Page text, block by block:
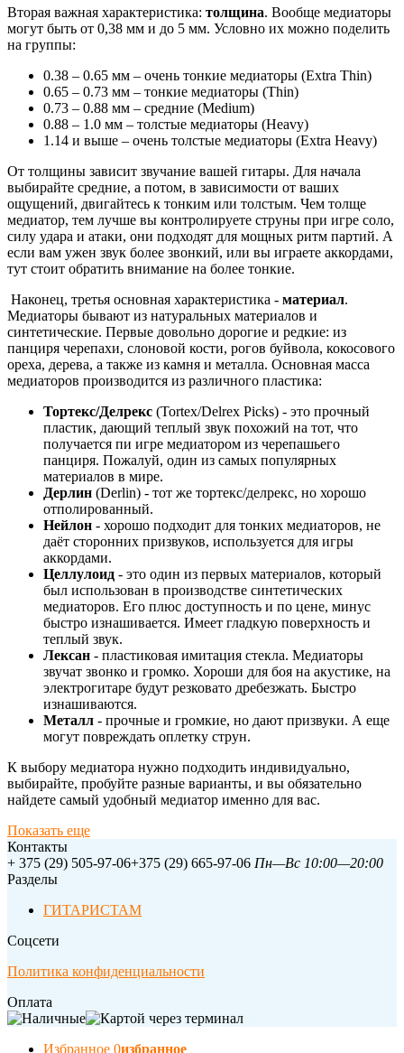
Вторая важная характеристика: толщина. Вообще медиаторы
могут быть от 0,38 мм и до 5 мм. Условно их можно поделить
на группы:
0.38 – 0.65 мм – очень тонкие медиаторы (Extra Thin)
0.65 – 0.73 мм – тонкие медиаторы (Thin)
0.73 – 0.88 мм – средние (Medium)
0.88 – 1.0 мм – толстые медиаторы (Heavy)
1.14 и выше – очень толстые медиаторы (Extra Heavy)
От толщины зависит звучание вашей гитары. Для начала
выбирайте средние, а потом, в зависимости от ваших
ощущений, двигайтесь к тонким или толстым. Чем толще
медиатор, тем лучше вы контролируете струны при игре соло,
силу удара и атаки, они подходят для мощных ритм партий. А
если вам ужен звук более звонкий, или вы играете аккордами,
тут стоит обратить внимание на более тонкие.
Наконец, третья основная характеристика - материал.
Медиаторы бывают из натуральных материалов и
синтетические. Первые довольно дорогие и редкие: из
панциря черепахи, слоновой кости, рогов буйвола, кокосового
ореха, дерева, а также из камня и металла. Основная масса
медиаторов производится из различного пластика:
Тортекс/Делрекс (Tortex/Delrex Picks) - это прочный
пластик, дающий теплый звук похожий на тот, что
получается пи игре медиатором из черепашьего
панциря. Пожалуй, один из самых популярных
материалов в мире.
Дерлин (Derlin) - тот же тортекс/делрекс, но хорошо
отполированный.
Нейлон - хорошо подходит для тонких медиаторов, не
даёт сторонних призвуков, используется для игры
аккордами.
Целлулоид - это один из первых материалов, который
был использован в производстве синтетических
медиаторов. Его плюс доступность и по цене, минус
быстро изнашивается. Имеет гладкую поверхность и
теплый звук.
Лексан - пластиковая имитация стекла. Медиаторы
звучат звонко и громко. Хороши для боя на акустике, на
электрогитаре будут резковато дребезжать. Быстро
изнашиваются.
Металл - прочные и громкие, но дают призвуки. А еще
могут повреждать оплетку струн.
К выбору медиатора нужно подходить индивидуально,
выбирайте, пробуйте разные варианты, и вы обязательно
найдете самый удобный медиатор именно для вас.
Показать еще
Контакты
+ 375 (29) 505-97-06+375 (29) 665-97-06 Пн—Вс 10:00—20:00
Разделы
ГИТАРИСТАМ
Соцсети
Политика конфиденциальности
Оплата
Избранное 0избранное